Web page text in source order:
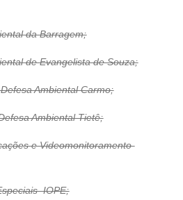
da Barragem;
de Evangelista de Souza;
Ambiental Carmo;
Ambiental Tietê;
e Videomonitoramento 
 IOPE;